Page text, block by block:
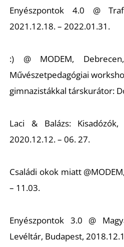
Enyészpontok 4.0 @
2021.12.18. – 2022.01.31.
:) @ MODEM,
Művészetpedagógiai
gimnazistákkal társkurátor:
Laci & Balázs: Kisadózók,
2020.12.12. – 06. 27.
Családi okok miatt
– 11.03.
Enyészpontok 3.0 @
Levéltár, Budapest,